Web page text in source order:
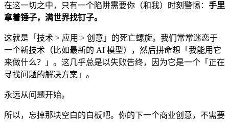
在这一切之中，只有一个陷阱需要你（和我）时刻警惕： 手里
拿着锤子，满世界找钉子。
这就是「技术 > 应用 > 创意」的死亡螺旋。我们常常迷恋于
一个新技术（比如最新的 AI 模型），然后拼命想「我能用它
来做什么？」。这几乎总是以失败告终，因为它是一个「正在
寻找问题的解决方案」。
永远从问题开始。
所以，忘掉那块空白的白板吧。你的下一个商业创意，不需要